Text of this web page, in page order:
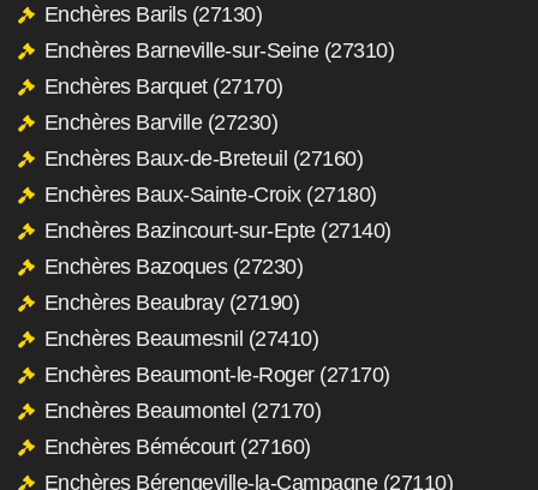
Enchères Barils (27130)
Enchères Barneville-sur-Seine (27310)
Enchères Barquet (27170)
Enchères Barville (27230)
Enchères Baux-de-Breteuil (27160)
Enchères Baux-Sainte-Croix (27180)
Enchères Bazincourt-sur-Epte (27140)
Enchères Bazoques (27230)
Enchères Beaubray (27190)
Enchères Beaumesnil (27410)
Enchères Beaumont-le-Roger (27170)
Enchères Beaumontel (27170)
Enchères Bémécourt (27160)
Enchères Bérengeville-la-Campagne (27110)